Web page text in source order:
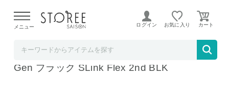
よる配送遅延が発生しております。
メニュー ログイン お気に入り
Bose SoundLink Flex Portable Speaker 2nd
Gen ブラック SLink Flex 2nd BLK